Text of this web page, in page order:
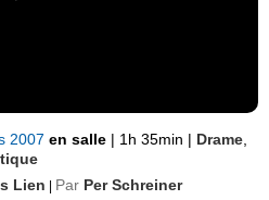
2007en salle | 1h 35min | Drame
Lien | Par Per Schreiner